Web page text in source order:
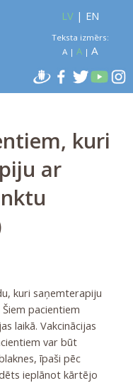
LV| EN
Teksta izmērs:
A| A| A
kuri
ar
kuri saņemterapiju
pacientiem
laikā. Vakcinācijas
var būt
īpaši pēc
ieplānot kārtējo